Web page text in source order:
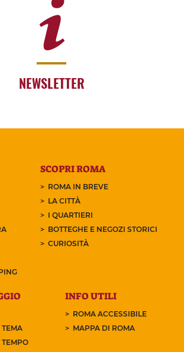
NEWSLETTER
SCOPRI ROMA
ROMA IN BREVE
LA CITTÀ
I QUARTIERI
BOTTEGHE E NEGOZI STORICI
CURIOSITÀ
INFO UTILI
ROMA ACCESSIBILE
MAPPA DI ROMA